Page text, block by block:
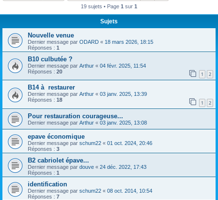
19 sujets • Page 1 sur 1
Sujets
Nouvelle venue
Dernier message par ODARD « 18 mars 2026, 18:15
Réponses : 1
B10 culbutée ?
Dernier message par Arthur « 04 févr. 2025, 11:54
Réponses : 20 1 2
B14 à restaurer
Dernier message par Arthur « 03 janv. 2025, 13:39
Réponses : 18 1 2
Pour restauration courageuse...
Dernier message par Arthur « 03 janv. 2025, 13:08
epave économique
Dernier message par schum22 « 01 oct. 2024, 20:46
Réponses : 3
B2 cabriolet épave...
Dernier message par douve « 24 déc. 2022, 17:43
Réponses : 1
identification
Dernier message par schum22 « 08 oct. 2014, 10:54
Réponses : 7